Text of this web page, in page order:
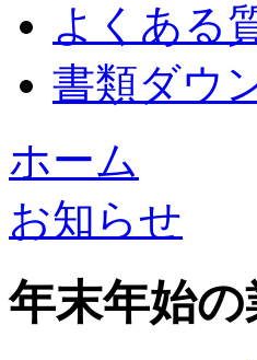
よくある
書類ダウ
ホーム
お知らせ
年末年始